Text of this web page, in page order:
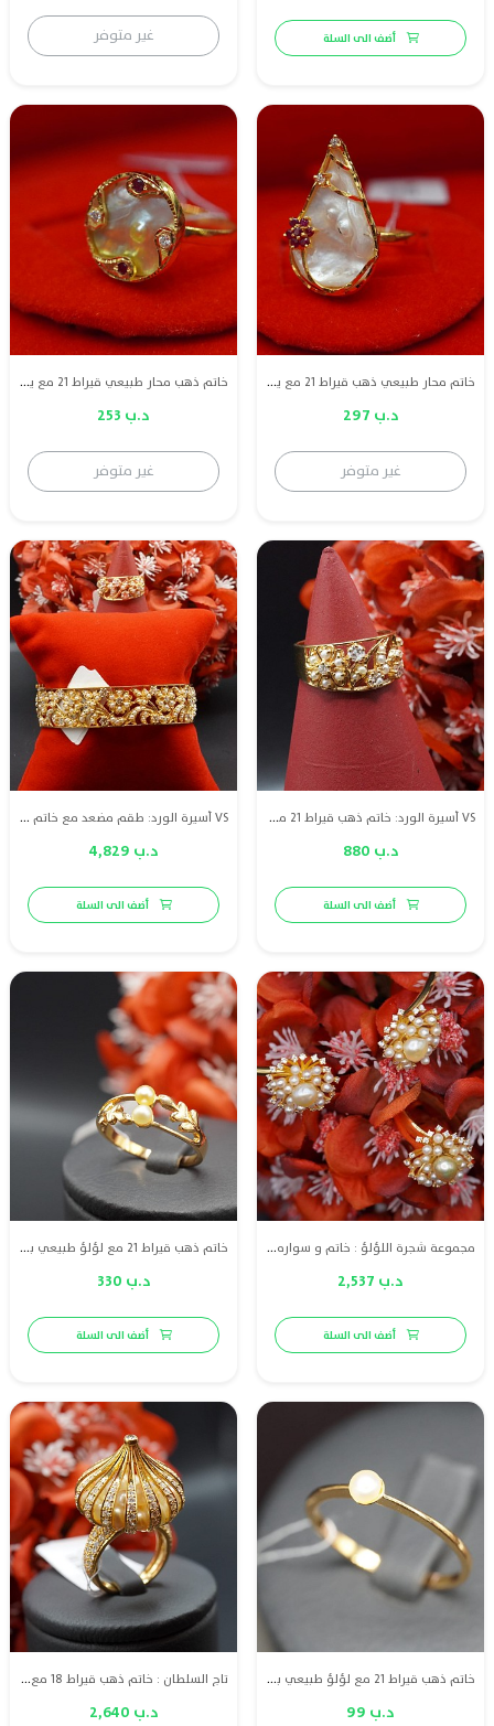
أضف الى السلة غير متوفر
خاتم محار طبيعي ذهب قيراط 21 مع ياقوت والماس
د.ب 297
غير متوفر
خاتم ذهب محار طبيعي قيراط 21 مع ياقوت احمر طبيعي والماس
د.ب 253
غير متوفر
VS أسيرة الورد: خاتم ذهب قيراط 21 مع لؤلؤ طبيعي بحريني والماس
د.ب 880
أضف الى السلة
VS أسيرة الورد: طقم مضعد مع خاتم ذهب قيراط 21 مع لؤلؤ طبيعي بحريني والماس
د.ب 4,829
أضف الى السلة
مجموعة شجرة اللؤلؤ : خاتم و سواره ذهب مع لؤلؤ طبيعي بحريني والماس عالي الجودة
د.ب 2,537
أضف الى السلة
خاتم ذهب قيراط 21 مع لؤلؤ طبيعي بحريني
د.ب 330
أضف الى السلة
خاتم ذهب قيراط 21 مع لؤلؤ طبيعي بحريني
د.ب 99
تاج السلطان : خاتم ذهب قيراط 18 مع لؤلؤ طبيعي بحريني والماس
د.ب 2,640